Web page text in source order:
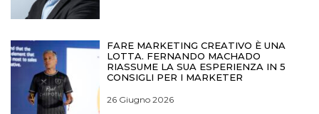
FARE MARKETING CREATIVO È UNA
LOTTA. FERNANDO MACHADO
RIASSUME LA SUA ESPERIENZA IN 5
CONSIGLI PER I MARKETER
26 Giugno 2026